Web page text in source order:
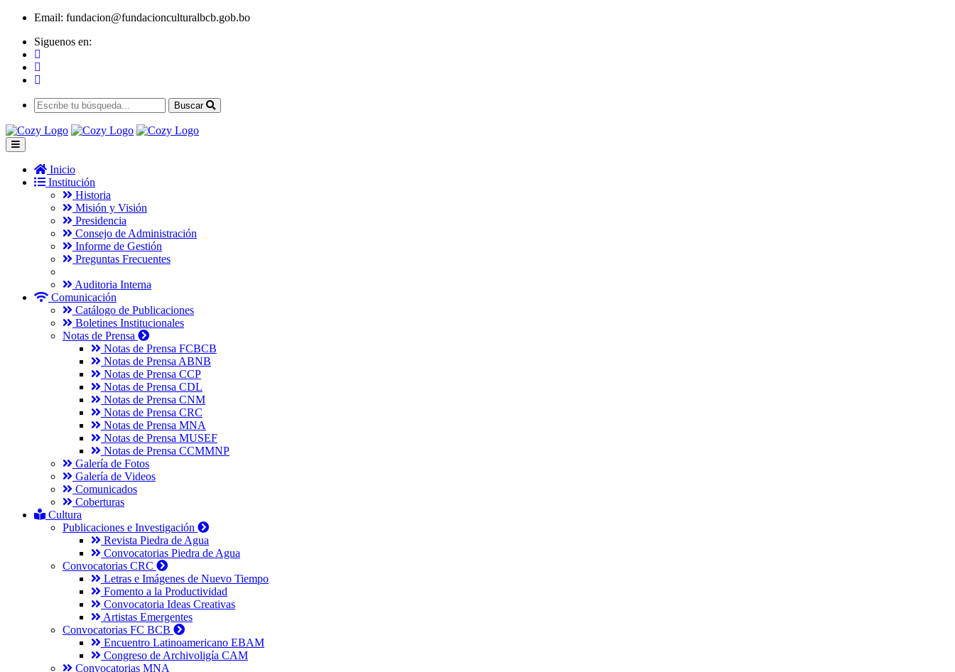
Email: fundacion@fundacionculturalbcb.gob.bo
Siguenos en:
Buscar
Inicio
Institución
Historia
Misión y Visión
Presidencia
Consejo de Administración
Informe de Gestión
Preguntas Frecuentes
Auditoria Interna
Comunicación
Catálogo de Publicaciones
Boletines Institucionales
Notas de Prensa
Notas de Prensa FCBCB
Notas de Prensa ABNB
Notas de Prensa CCP
Notas de Prensa CDL
Notas de Prensa CNM
Notas de Prensa CRC
Notas de Prensa MNA
Notas de Prensa MUSEF
Notas de Prensa CCMMNP
Galería de Fotos
Galería de Videos
Comunicados
Coberturas
Cultura
Publicaciones e Investigación
Revista Piedra de Agua
Convocatorias Piedra de Agua
Convocatorias CRC
Letras e Imágenes de Nuevo Tiempo
Fomento a la Productividad
Convocatoria Ideas Creativas
Artistas Emergentes
Convocatorias FC BCB
Encuentro Latinoamericano EBAM
Congreso de Archivoligía CAM
Convocatorias MNA